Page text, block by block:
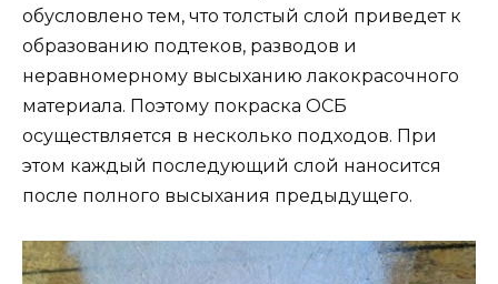
обусловлено тем, что толстый слой приведет к
образованию подтеков, разводов и
неравномерному высыханию лакокрасочного
материала. Поэтому покраска ОСБ
осуществляется в несколько подходов. При
этом каждый последующий слой наносится
после полного высыхания предыдущего.